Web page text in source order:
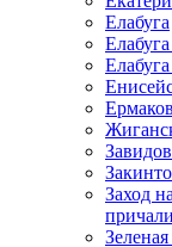
Елабуга
Заход